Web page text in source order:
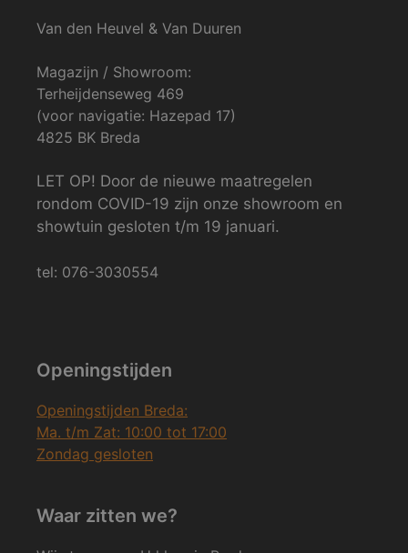
Van den Heuvel & Van Duuren
Magazijn / Showroom:
Terheijdenseweg 469
(voor navigatie: Hazepad 17)
4825 BK Breda
LET OP! Door de nieuwe maatregelen
rondom COVID-19 zijn onze showroom en
showtuin gesloten t/m 19 januari.
tel: 076-3030554
Openingstijden
Openingstijden Breda:
Ma. t/m Zat: 10:00 tot 17:00
Zondag gesloten
Waar zitten we?